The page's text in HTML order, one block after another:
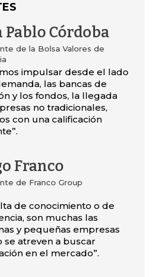
Pablo Córdoba
de la Bolsa Valores de
impulsar desde el lado
las bancas de
y los fondos, la llegada
no tradicionales,
con una calificación
Franco
de Franco Group
de conocimiento o de
son muchas las
y pequeñas empresas
se atreven a buscar
en el mercado”.